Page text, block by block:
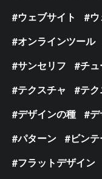
ウェブサイト
オンラインツール
サンセリフ
チ
テクスチャ
テ
デザインの種
パターン
ビン
フラットデザイン